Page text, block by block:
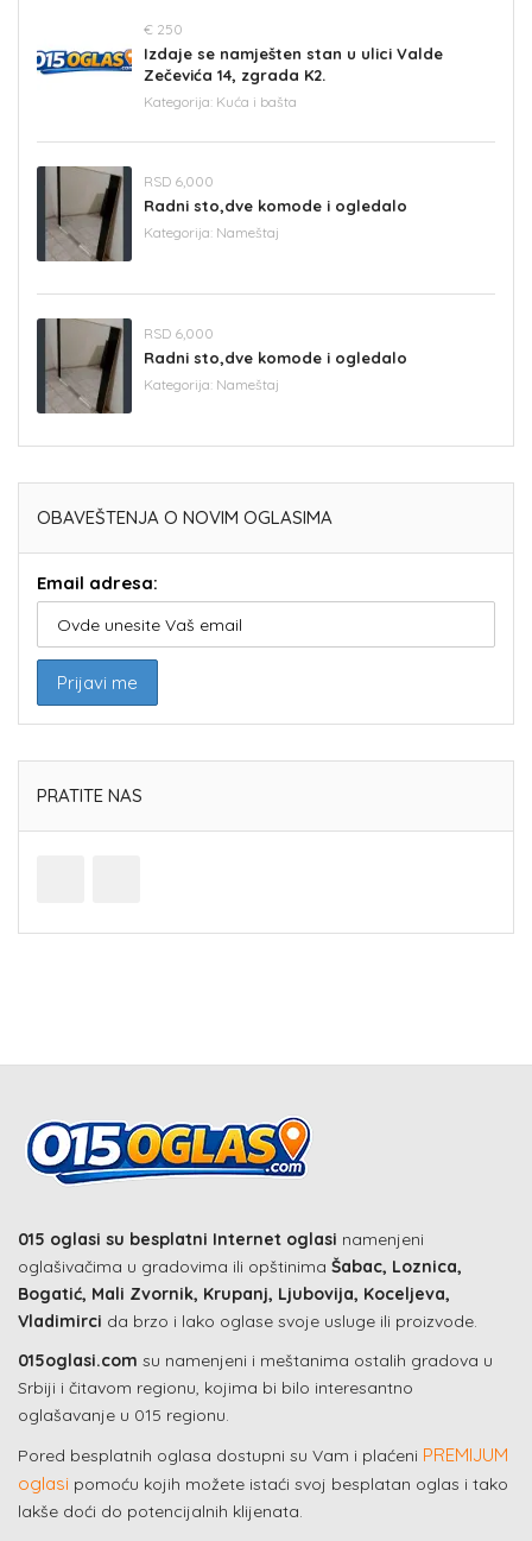
€ 250
Izdaje se namješten stan u ulici Valde
Zečevića 14, zgrada K2.
Kategorija: Kuća i bašta
RSD 6,000
Radni sto,dve komode i ogledalo
Kategorija: Nameštaj
RSD 6,000
Radni sto,dve komode i ogledalo
Kategorija: Nameštaj
OBAVEŠTENJA O NOVIM OGLASIMA
Email adresa:
PRATITE NAS
015 oglasi su besplatni Internet oglasi namenjeni
oglašivačima u gradovima ili opštinima Šabac, Loznica,
Bogatić, Mali Zvornik, Krupanj, Ljubovija, Koceljeva,
Vladimirci da brzo i lako oglase svoje usluge ili proizvode.
015oglasi.com su namenjeni i meštanima ostalih gradova u
Srbiji i čitavom regionu, kojima bi bilo interesantno
oglašavanje u 015 regionu.
Pored besplatnih oglasa dostupni su Vam i plaćeni PREMIJUM
oglasi pomoću kojih možete istaći svoj besplatan oglas i tako
lakše doći do potencijalnih klijenata.